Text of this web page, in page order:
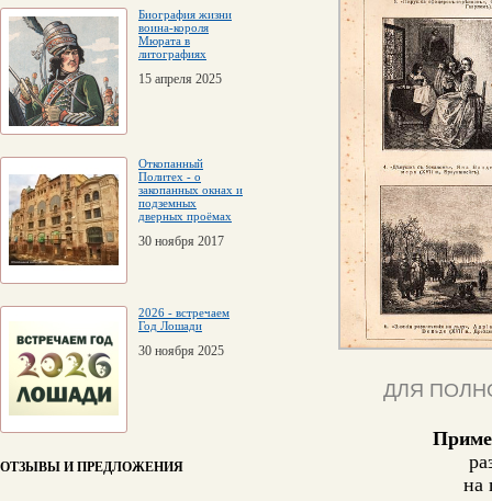
Биография жизни
воина-короля
Мюрата в
литографиях
15 апреля 2025
Откопанный
Политех - о
закопанных окнах и
подземных
дверных проёмах
30 ноября 2017
2026 - встречаем
Год Лошади
30 ноября 2025
ОТЗЫВЫ И ПРЕДЛОЖЕНИЯ
ДЛЯ
на